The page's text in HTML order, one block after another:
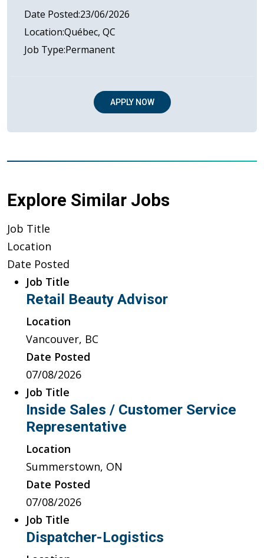
Date Posted 23/06/2026
LocationQuébec, QC
Job Type Permanent
APPLY NOW
Explore Similar Jobs
Job Title
Location
Date Posted
Job Title
Retail Beauty Advisor
Location
Vancouver, BC
Date Posted
07/08/2026
Job Title
Inside Sales / Customer Service
Representative
Location
Summerstown, ON
Date Posted
07/08/2026
Job Title
Dispatcher-Logistics